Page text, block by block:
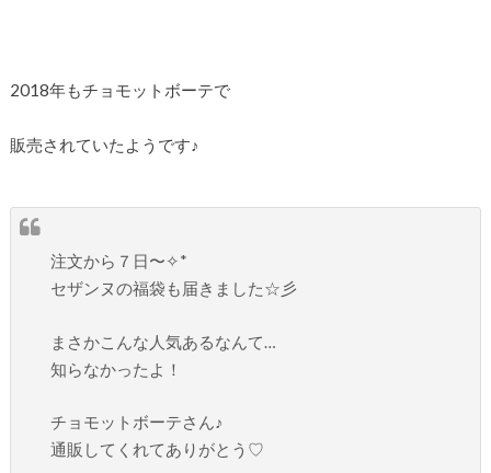
2018年もチョモットボーテで
販売されていたようです♪
注文から７日〜✧*
セザンヌの福袋も届きました☆彡
まさかこんな人気あるなんて…
知らなかったよ！
チョモットボーテさん♪
通販してくれてありがとう♡